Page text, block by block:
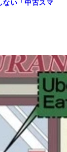
い「中古スマ